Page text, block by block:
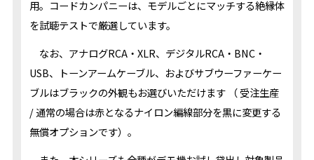
用。コードカンパニーは、モデルごとにマッチする絶縁体
を試聴テストで厳選しています。
なお、アナログRCA・XLR、デジタルRCA・BNC・
USB、トーンアームケーブル、およびサブウーファーケー
ブルはブラックの外観もお選びいただけます （ 受注生産
/ 通常の場合は赤となるナイロン編線部分を黒に変更する
無償オプションです）。